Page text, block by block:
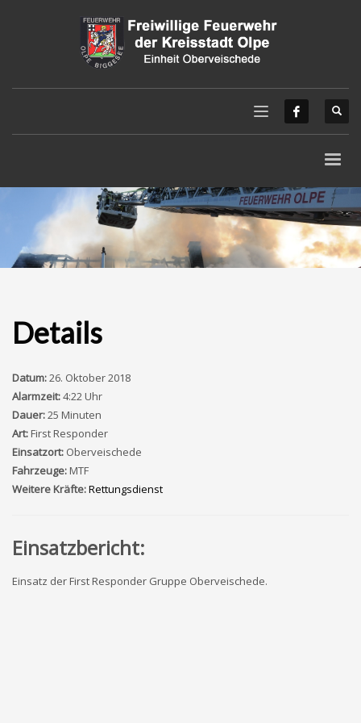
Details
Datum:26. Oktober 2018
Alarmzeit:4:22 Uhr
Dauer:25 Minuten
Art:First Responder
Einsatzort: Oberveischede
Fahrzeuge:MTF
Weitere Kräfte:Rettungsdienst
Einsatzbericht:
Einsatz der First Responder Gruppe Oberveischede.